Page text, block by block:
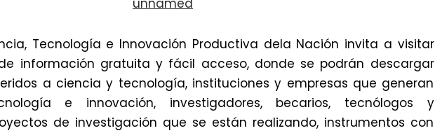
Tecnología e Innovación Productiva dela Nación invita a visitar
información gratuita y fácil acceso, donde se podrán descargar
a ciencia y tecnología, instituciones y empresas que generan
e innovación, investigadores, becarios, tecnólogos y
de investigación que se están realizando, instrumentos con